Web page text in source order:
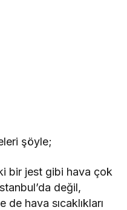
şöyle;
bir jest gibi hava çok
değil,
de hava sıcaklıkları